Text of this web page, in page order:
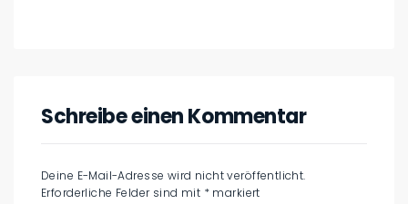
Schreibe einen Kommentar
Deine E-Mail-Adresse wird nicht veröffentlicht.
Erforderliche Felder sind mit * markiert